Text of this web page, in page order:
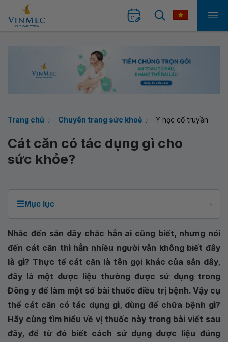
Trang chủ Chuyên trang sức khoẻ Y học cổ truyền
Cát căn có tác dụng gì cho
sức khỏe?
☰Mục lục
Nhắc đến sắn dây chắc hẳn ai cũng biết, nhưng nói
đến cát căn thì hẳn nhiều người vẫn không biết đây
là gì? Thực tế cát căn là tên gọi khác của sắn dây,
đây là một dược liệu thường được sử dụng trong
Đông y để làm một số bài thuốc điều trị bệnh. Vậy cụ
thể cát căn có tác dụng gì, dùng để chữa bệnh gì?
Hãy cùng tìm hiểu về vị thuốc này trong bài viết sau
đây, để từ đó biết cách sử dụng dược liệu đúng